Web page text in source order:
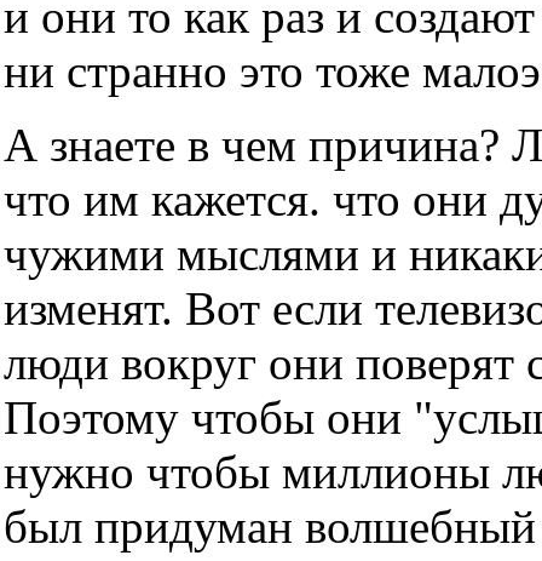
и они то как раз и
ни странно это тоже
А знаете в чем причина?
что им кажется. что они
чужими мыслями и
изменят. Вот если
люди вокруг они поверят
Поэтому чтобы они
нужно чтобы миллионы
был придуман волшебный